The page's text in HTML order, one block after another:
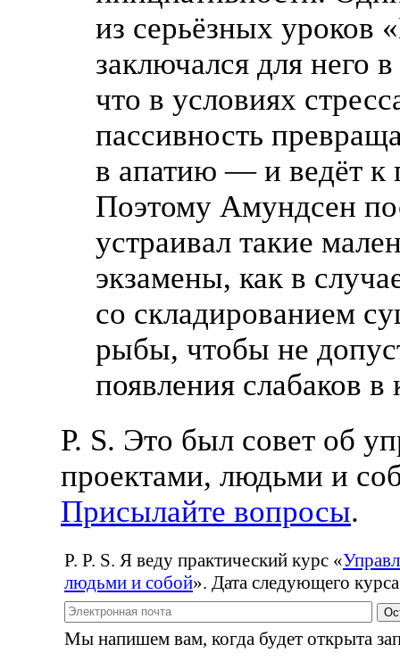
из серьёзных уроков «
заключался для него
что в условиях
пассивность
в апатию — и ведёт к
Поэтому Амундсен
устраивал такие
экзамены, как в
со складированием
рыбы, чтобы не
появления слабаков в
P. S. Это был совет об
проектами, людьми и
Присылайте вопросы.
P. P. S. Я веду практический курс «
людьми и собой». Дата следующего
Мы напишем вам, когда будет открыта